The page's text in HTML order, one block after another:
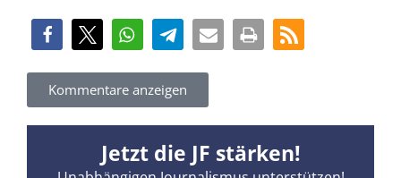
Kommentare anzeigen
Jetzt die JF stärken!